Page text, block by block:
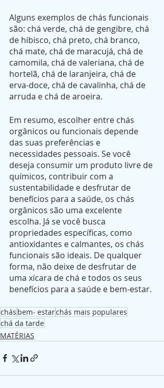
Alguns exemplos de chás funcionais
são: chá verde, chá de gengibre, chá
de hibisco, chá preto, chá branco,
chá mate, chá de maracujá, chá de
camomila, chá de valeriana, chá de
hortelã, chá de laranjeira, chá de
erva-doce, chá de cavalinha, chá de
arruda e chá de aroeira.
Em resumo, escolher entre chás
orgânicos ou funcionais depende
das suas preferências e
necessidades pessoais. Se você
deseja consumir um produto livre de
químicos, contribuir com a
sustentabilidade e desfrutar de
benefícios para a saúde, os chás
orgânicos são uma excelente
escolha. Já se você busca
propriedades específicas, como
antioxidantes e calmantes, os chás
funcionais são ideais. De qualquer
forma, não deixe de desfrutar de
uma xícara de chá e todos os seus
benefícios para a saúde e bem-estar.
chás bem- estarchás mais populares
chá da tarde
MATÉRIAS